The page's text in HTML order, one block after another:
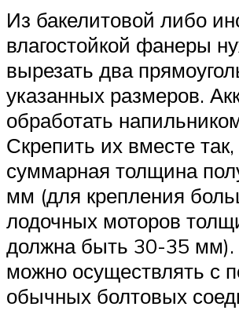
Из бакелитовой либо
влагостойкой фанеры
вырезать два
указанных размеров.
обработать
Скрепить их вместе
суммарная толщина
мм (для крепления
лодочных моторов
должна быть 30-35 мм).
можно осуществлять с
обычных болтовых